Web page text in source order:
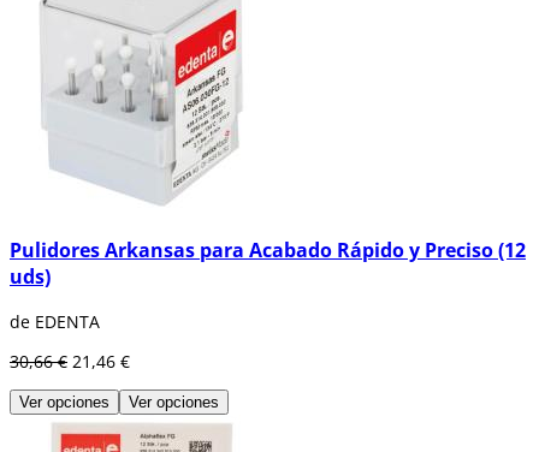
Pulidores Arkansas para Acabado Rápido y Preciso (12
uds)
de EDENTA
30,66 € 21,46 €
Ver opciones Ver opciones